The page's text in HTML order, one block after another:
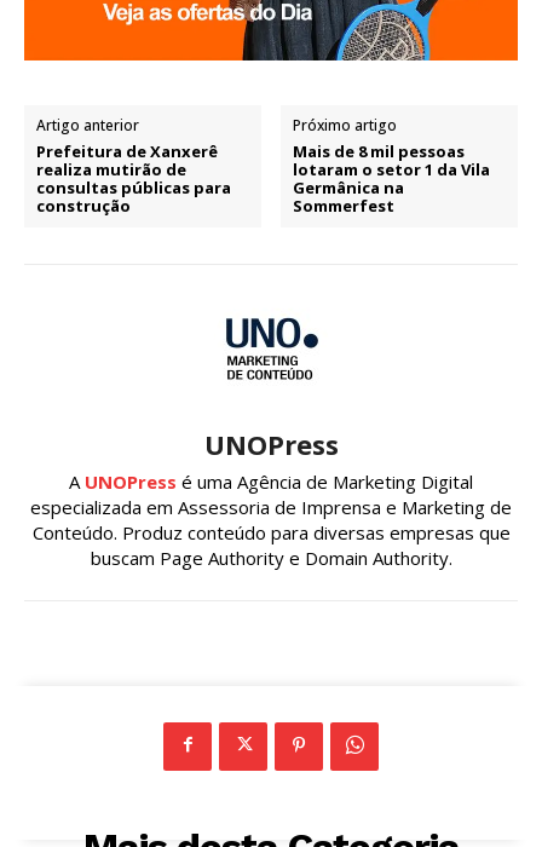
Artigo anterior
Prefeitura de Xanxerê
realiza mutirão de
consultas públicas para
construção
Próximo artigo
Mais de 8 mil pessoas
lotaram o setor 1 da Vila
Germânica na
Sommerfest
UNOPress
A UNOPress é uma Agência de Marketing Digital
especializada em Assessoria de Imprensa e Marketing de
Conteúdo. Produz conteúdo para diversas empresas que
buscam Page Authority e Domain Authority.